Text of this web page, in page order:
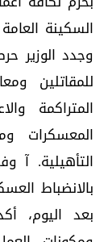
السكينة
وجدد الوزير
للمقاتلين
المتراكمة
المعسكرات
التأهيلية. آ
بالانضباط
بعد اليوم،